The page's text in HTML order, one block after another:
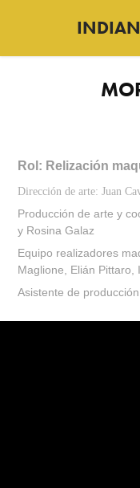
Rol: Relización
Dirección de arte: Juan
Producción de arte y
y Rosina Galaz
Equipo realizadores
Maglione, Elián Pittaro,
Asistente de